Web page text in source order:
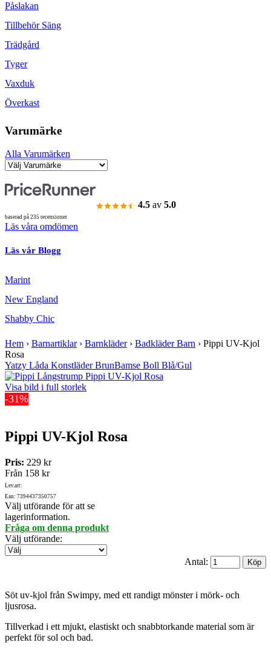
Påslakan
Tillbehör Säng
Trädgård
Tyger
Vaxduk
Överkast
Varumärke
Alla Varumärken
4.5 av 5.0
baserad på 235 recensioner
Läs våra omdömen
Läs vår Blogg
Marint
New England
Shabby Chic
Hem › Barnartiklar› Barnkläder› Badkläder Barn › Pippi UV-Kjol
Rosa
Yatzy Låda Konstläder BrunBamse Boll Blå/Gul
Visa bild i full storlek
-31%
Pippi UV-Kjol Rosa
Pris: 229 kr
Från 158 kr
Lev.art:
Ean: 7394437350757
Välj utförande för att se
lagerinformation.
Fråga om denna produkt
Välj utförande:
Antal:
Söt uv-kjol från Swimpy, med ett randigt mönster i mörk- och
ljusrosa.
Tillverkad i ett mjukt, elastiskt och snabbtorkande material som är
perfekt för sol och bad.